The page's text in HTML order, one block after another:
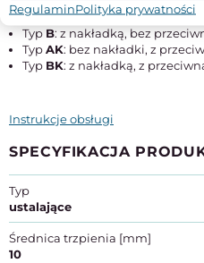
TypA: bez nakładki, bez
Typ B: z nakładką, bez
TypAK: bez nakładki, z
Typ BK: z nakładką, z
Instrukcje obsługi
SPECYFIKACJA
Typ
ustalające
Średnica trzpienia [mm]
10
RegulaminPolityka prywatności